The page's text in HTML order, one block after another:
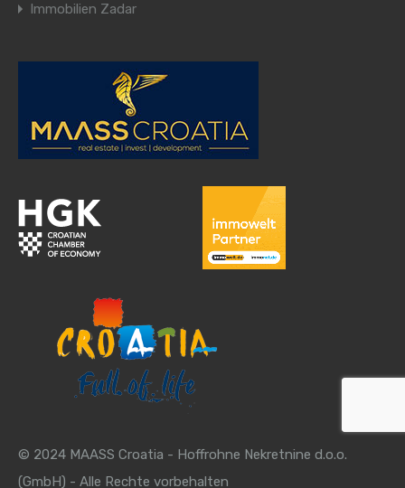
Immobilien Zadar
© 2024 MAASS Croatia - Hoffrohne Nekretnine d.o.o.
(GmbH) - Alle Rechte vorbehalten